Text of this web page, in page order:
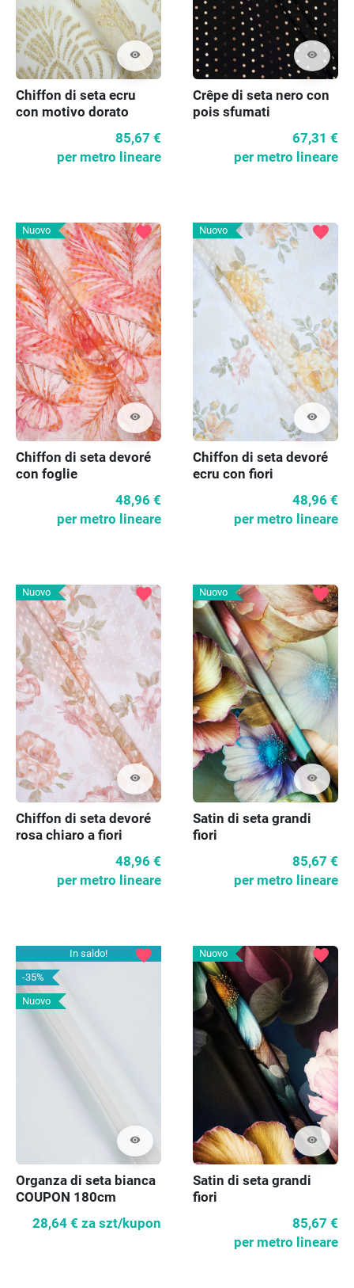
visibility
Chiffon di seta ecru
con motivo dorato
85,67 €
per metro lineare
visibility
Crêpe di seta nero con
pois sfumati
67,31 €
per metro lineare
Nuovo
visibility
favorite
Chiffon di seta devoré
con foglie
48,96 €
per metro lineare
Nuovo
visibility
favorite
Chiffon di seta devoré
ecru con fiori
48,96 €
per metro lineare
Nuovo
visibility
favorite
Chiffon di seta devoré
rosa chiaro a fiori
48,96 €
per metro lineare
Nuovo
visibility
favorite
Satin di seta grandi
fiori
85,67 €
per metro lineare
In saldo!
-35%
Nuovo
visibility
favorite
Organza di seta bianca
COUPON 180cm
28,64 € za szt/kupon
Nuovo
visibility
favorite
Satin di seta grandi
fiori
85,67 €
per metro lineare